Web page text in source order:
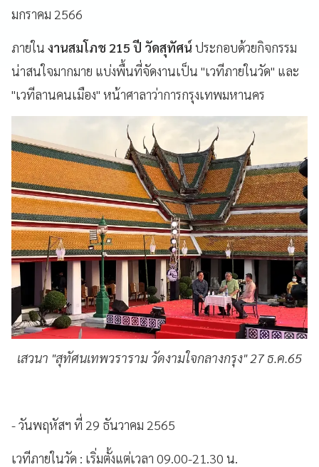
มกราคม 2566
ภายใน งานสมโภช 215 ปี วัดสุทัศน์ ประกอบด้วยกิจกรรม
น่าสนใจมากมาย แบ่งพื้นที่จัดงานเป็น "เวทีภายในวัด" และ
"เวทีลานคนเมือง" หน้าศาลาว่าการกรุงเทพมหานคร
เสวนา "สุทัศนเทพวราราม วัดงามใจกลางกรุง" 27 ธ.ค.65
- วันพฤหัสฯ ที่ 29 ธันวาคม 2565
เวทีภายในวัด : เริ่มตั้งแต่เวลา 09.00-21.30 น.